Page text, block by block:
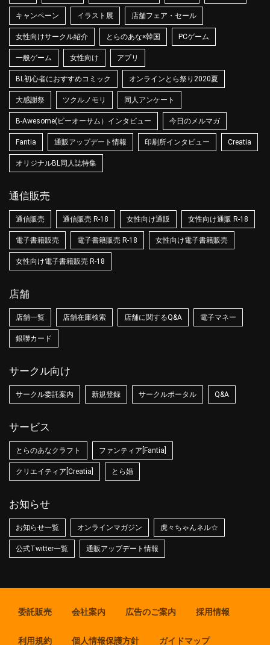
キャンペーン イラスト展 店舗フェア・セール
女性向けサークル紹介 とらのあな×韓国 PCゲーム
一般ゲーム 女性向け アプリ
BL初心者におすすめコミック オンラインとら祭り2020夏
大感謝祭 ツクルノモリ 同人アンケート
B-Awesome(ビーオーサム）インタビュー 今日のメルマガ
Fantia 通販アップデート情報 印刷所インタビュー Creatia
オリジナルBL同人誌特集
通信販売
通信販売 通信販売 R-18 女性向け通販 女性向け通販 R-18
電子書籍販売 電子書籍販売 R-18 女性向け電子書籍販売
女性向け電子書籍販売 R-18
店舗
店舗一覧 店舗在庫検索 店舗に関するQ&A 電子マネー
銀聯カード
サークル向け
サークル委託案内 新規登録 サークルポータル Q&A
サービス
とらのあなクラフト ファンティア[Fantia]
クリエイティア[Creatia] とら婚
お知らせ
お知らせ一覧 オンラインマガジン 虎々ちゃんネル☆
公式Twitter一覧 通販アップデート情報
委託販売 会社案内 広告のご案内 採用情報
利用規約 個人情報保護方針 ガイドマップ